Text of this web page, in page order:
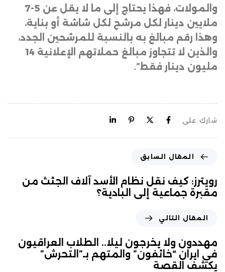
والمولات، فهذا يحتاج إلى ما لا يقل عن 5-7
ملايين دينار لكل مرشح لكل شاشة أو بناية،
وهذا رقم مبالغ به بالنسبة للمرشحين الجدد،
والذين لا تتجاوز مبالغ حملاتهم الإعلانية 14
مليون دينار فقط”.
شارك على
المقال السابق
رويترز: كيف نقل نظام الأسد آلاف الجثث من
مقبرة جماعية إلى البادية؟
المقال التالي
مهددون ولا يخرجون ليلا.. الطلاب العراقيون
في ايران “خائفون” والمتهم بـ”التحرش”
يكشف القصة